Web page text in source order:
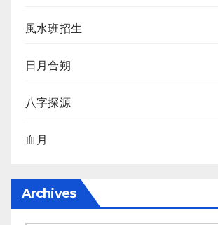
風水班招生
日月合朔
八字探源
血月
Archives